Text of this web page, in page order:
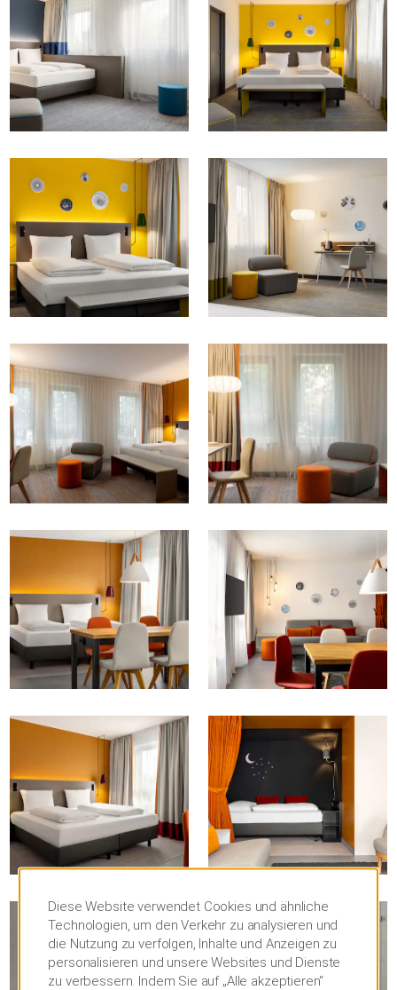
Diese Website verwendet Cookies und ähnliche
Technologien, um den Verkehr zu analysieren und
die Nutzung zu verfolgen, Inhalte und Anzeigen zu
personalisieren und unsere Websites und Dienste
zu verbessern. Indem Sie auf „Alle akzeptieren“